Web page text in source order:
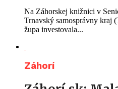
Na Záhorskej knižnici v
Trnavský samosprávny
župa investovala...
Záhorí